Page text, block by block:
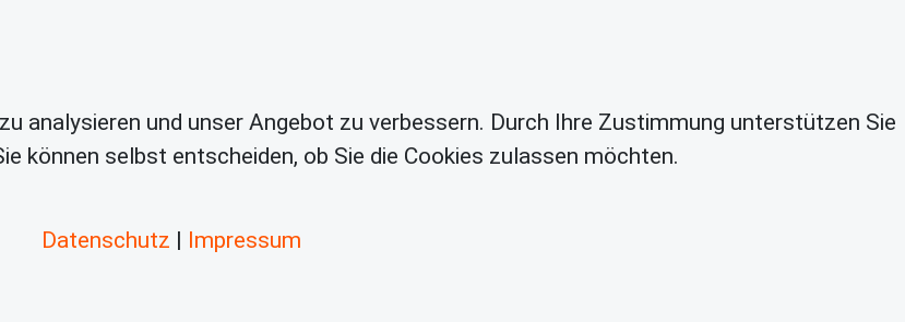
analysieren und unser Angebot zu verbessern. Durch Ihre Zustimmung unterstützen Sie
können selbst entscheiden, ob Sie die Cookies zulassen möchten.
Datenschutz | Impressum